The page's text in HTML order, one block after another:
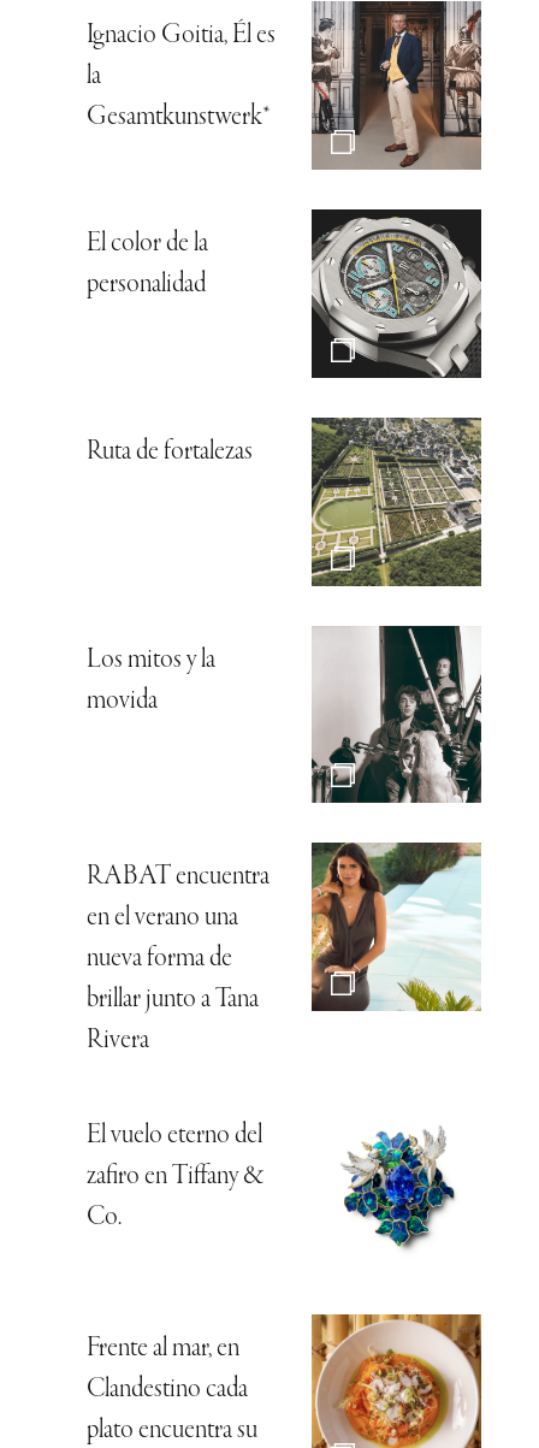
Ignacio Goitia, Él es
la
Gesamtkunstwerk*
El color de la
personalidad
Ruta de fortalezas
Los mitos y la
movida
RABAT encuentra
en el verano una
nueva forma de
brillar junto a Tana
Rivera
El vuelo eterno del
zafiro en Tiffany &
Co.
Frente al mar, en
Clandestino cada
plato encuentra su